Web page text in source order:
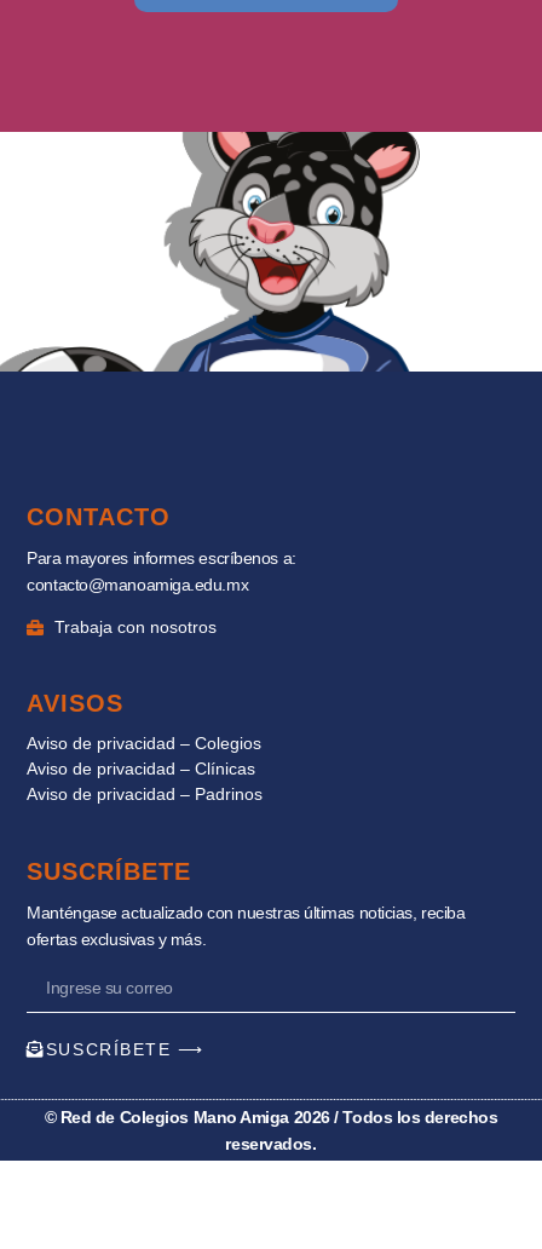
CONTACTO
Para mayores informes escríbenos a:
contacto@manoamiga.edu.mx
Trabaja con nosotros
AVISOS
Aviso de privacidad – Colegios
Aviso de privacidad – Clínicas
Aviso de privacidad – Padrinos
SUSCRÍBETE
Manténgase actualizado con nuestras últimas noticias, reciba
ofertas exclusivas y más.
SUSCRÍBETE ⟶
© Red de Colegios Mano Amiga 2026 / Todos los derechos
reservados.